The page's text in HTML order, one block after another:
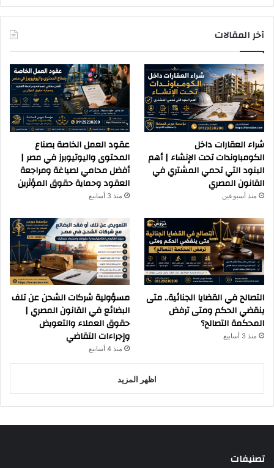
آخر المقالات
شراء العقارات داخل
الكومباوندات تحت الإنشاء | أهم
البنود التي تحمي المشتري في
القانون المصري
منذ أسبوعين
عقود العمل الخاصة بصناع
المحتوى واليوتيوبرز في مصر |
أفضل محامي لصياغة ومراجعة
العقود وحماية حقوق المؤثرين
منذ 3 أسابيع
التصالح في القضايا الجنائية.. متى
ينقضي الحكم ومتى ترفض
المحكمة التصالح؟
منذ 3 أسابيع
مسؤولية شركات الشحن عن تلف
البضائع في القانون المصري |
حقوق العملاء والتعويض
وإجراءات التقاضي
منذ 4 أسابيع
اظهر المزيد
تصنيفات